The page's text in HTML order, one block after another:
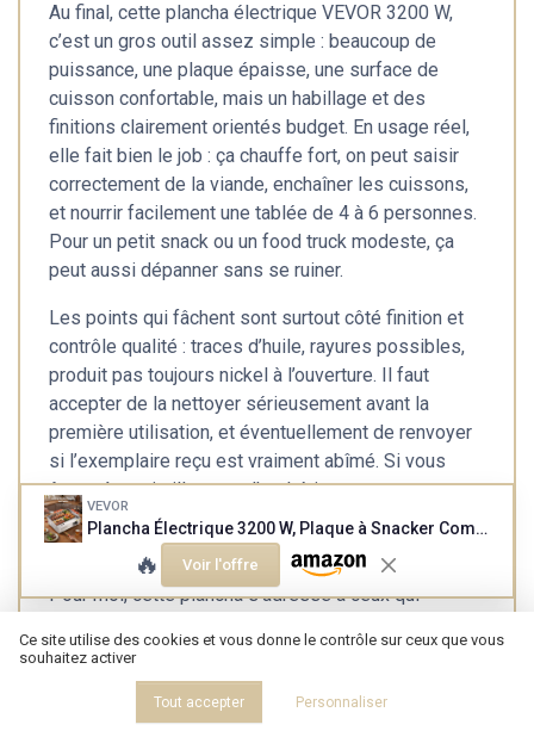
Au final, cette plancha électrique VEVOR 3200 W,
c’est un gros outil assez simple : beaucoup de
puissance, une plaque épaisse, une surface de
cuisson confortable, mais un habillage et des
finitions clairement orientés budget. En usage réel,
elle fait bien le job : ça chauffe fort, on peut saisir
correctement de la viande, enchaîner les cuissons,
et nourrir facilement une tablée de 4 à 6 personnes.
Pour un petit snack ou un food truck modeste, ça
peut aussi dépanner sans se ruiner.
Les points qui fâchent sont surtout côté finition et
contrôle qualité : traces d’huile, rayures possibles,
produit pas toujours nickel à l’ouverture. Il faut
accepter de la nettoyer sérieusement avant la
première utilisation, et éventuellement de renvoyer
si l’exemplaire reçu est vraiment abîmé. Si vous
êtes très pointilleux sur l’esthétique ou que vous
voulez un produit irréprochable dès la sortie du
carton, ce ne sera pas la meilleure option.
Pour moi, cette plancha s’adresse à ceux qui
cuisinent souvent à la plancha, bricoleurs de cuisine,
petites structures qui ont besoin d’une plaque
efficace mais pas hors de prix. Ceux qui devraient
VEVOR
Plancha Électrique 3200 W, Plaque à Snacker Commerciale 535x300 mm, Plaque de Cuisson de Comptoir en Inox, Température Réglable 50-300 °C, avec Accessoires, pour Barbecue, Restaurant, Snack-Bar
🔥 Voir l'offre
Ce site utilise des cookies et vous donne le contrôle sur ceux que vous
souhaitez activer
Tout accepter Personnaliser